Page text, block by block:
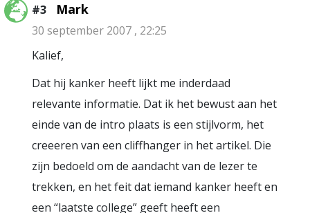
#3 Mark
30 september 2007 , 22:25
Kalief,
Dat hij kanker heeft lijkt me inderdaad
relevante informatie. Dat ik het bewust aan het
einde van de intro plaats is een stijlvorm, het
creeeren van een cliffhanger in het artikel. Die
zijn bedoeld om de aandacht van de lezer te
trekken, en het feit dat iemand kanker heeft en
een “laatste college” geeft heeft een